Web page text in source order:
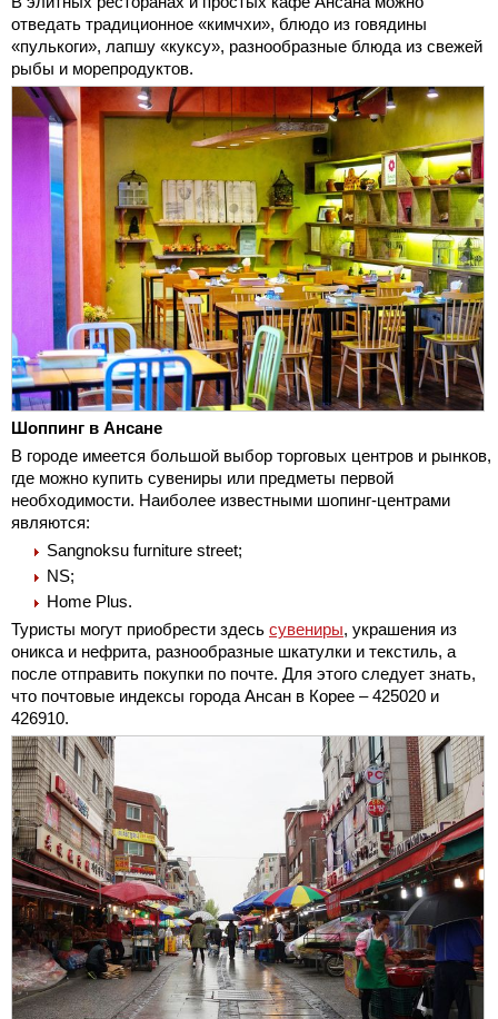
отведать традиционное «кимчхи», блюдо из говядины
«пулькоги», лапшу «куксу», разнообразные блюда из свежей
рыбы и морепродуктов.
Шоппинг в Ансане
В городе имеется большой выбор торговых центров и рынков,
где можно купить сувениры или предметы первой
необходимости. Наиболее известными шопинг-центрами
являются:
Sangnoksu furniture street;
NS;
Home Plus.
Туристы могут приобрести здесь сувениры, украшения из
оникса и нефрита, разнообразные шкатулки и текстиль, а
после отправить покупки по почте. Для этого следует знать,
что почтовые индексы города Ансан в Корее – 425020 и
426910.